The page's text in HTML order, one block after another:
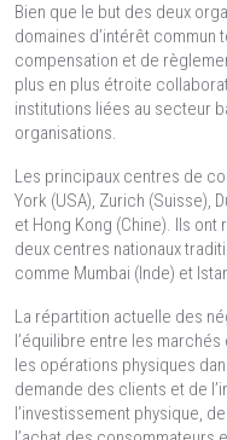
Bien que le but des deux
domaines d’intérêt commun
compensation et de
plus en plus étroite
institutions liées au secteur
organisations.
Les principaux centres de
York (USA), Zurich (Suisse),
et Hong Kong (Chine). Ils
deux centres nationaux
comme Mumbai (Inde) et
La répartition actuelle des
l’équilibre entre les
les opérations physiques
demande des clients et de
l’investissement physique,